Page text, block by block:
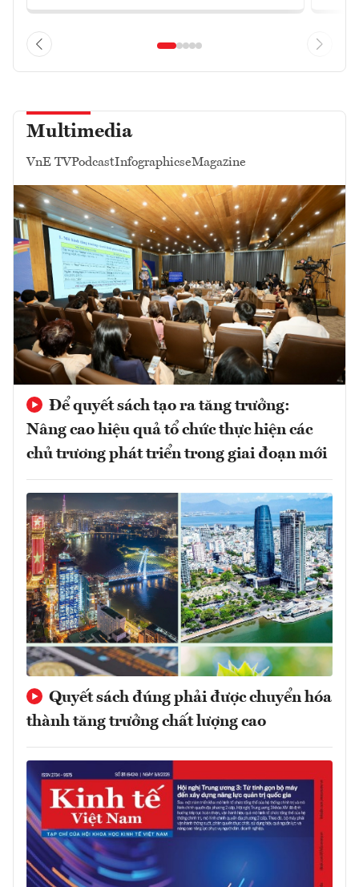
Multimedia
VnE TVPodcastInfographicseMagazine
Để quyết sách tạo ra tăng trưởng:
Nâng cao hiệu quả tổ chức thực hiện các
chủ trương phát triển trong giai đoạn mới
Quyết sách đúng phải được chuyển hóa
thành tăng trưởng chất lượng cao